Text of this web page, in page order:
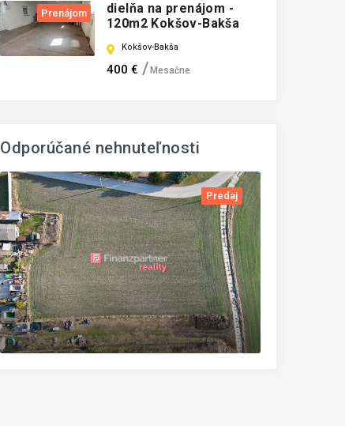
Prenájom
dielňa na prenájom -
120m2 Kokšov-Bakša
Kokšov-Bakša
400 € Mesačne
Odporúčané nehnuteľnosti
Predaj